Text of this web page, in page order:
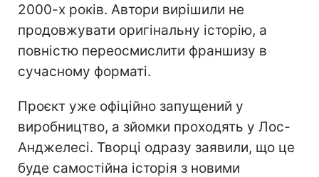
2000-х років. Автори вирішили не
продовжувати оригінальну історію, а
повністю переосмислити франшизу в
сучасному форматі.
Проєкт уже офіційно запущений у
виробництво, а зйомки проходять у Лос-
Анджелесі. Творці одразу заявили, що це
буде самостійна історія з новими